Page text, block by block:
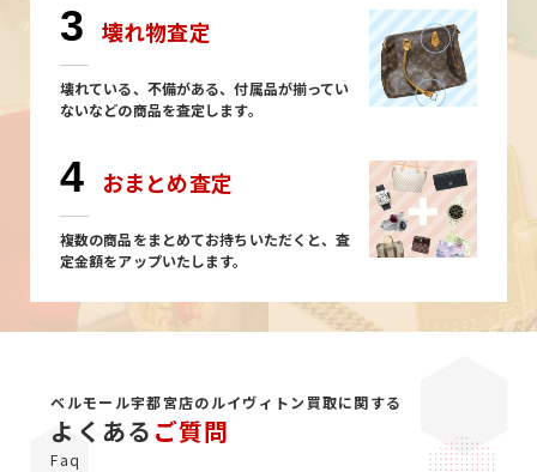
3 壊れ物査定
壊れている、不備がある、付属品が揃ってい
ないなどの商品を査定します。
4 おまとめ査定
複数の商品をまとめてお持ちいただくと、査
定金額をアップいたします。
ベルモール宇都宮店のルイヴィトン買取に関する
よくある ご質問
Faq